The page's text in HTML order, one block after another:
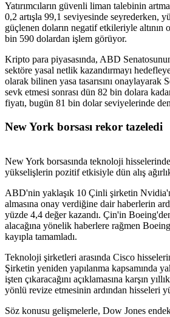
Yatırımcıların güvenli liman talebinin
0,2 artışla 99,1 seviyesinde seyrederken,
güçlenen doların negatif etkileriyle altının
bin 590 dolardan işlem görüyor.
Kripto para piyasasında, ABD
sektöre yasal netlik kazandırmayı
olarak bilinen yasa tasarısını onaylayarak
sevk etmesi sonrası dün 82 bin dolara
fiyatı, bugün 81 bin dolar seviyelerinde
New York borsası rekor tazeledi
New York borsasında teknoloji
yükselişlerin pozitif etkisiyle dün alış
ABD'nin yaklaşık 10 Çinli şirketin
almasına onay verdiğine dair haberlerin
yüzde 4,4 değer kazandı. Çin'in
alacağına yönelik haberlere rağmen
kayıpla tamamladı.
Teknoloji şirketleri arasında Cisco
Şirketin yeniden yapılanma kapsamında
işten çıkaracağını açıklamasına karşın
yönlü revize etmesinin ardından hisseleri
Söz konusu gelişmelerle, Dow Jones